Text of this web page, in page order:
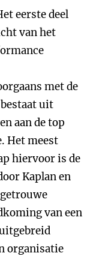
eerste deel
van het
met de
uit
aan de top
Het meest
hiervoor is de
Kaplan en
van een
organisatie